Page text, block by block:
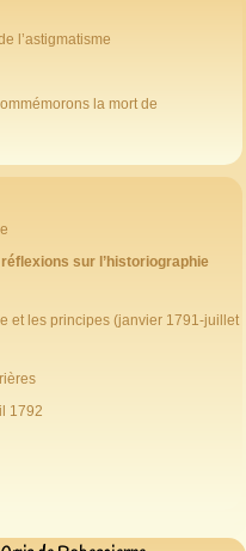
l’astigmatisme
la mort de
sur l’historiographie
et les principes (janvier 1791-juillet
1792